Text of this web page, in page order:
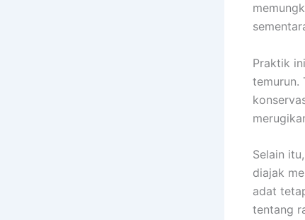
Praktik
temurun.
Selain
diajak
adat
tentang